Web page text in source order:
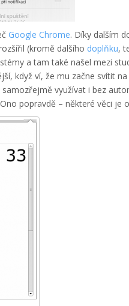
Google Chrome. Díky dalším
(kromě dalšího doplňku,
a tam také našel mezi
když ví, že mu začne svítit
samozřejmě využívat i bez
popravdě – některé věci je